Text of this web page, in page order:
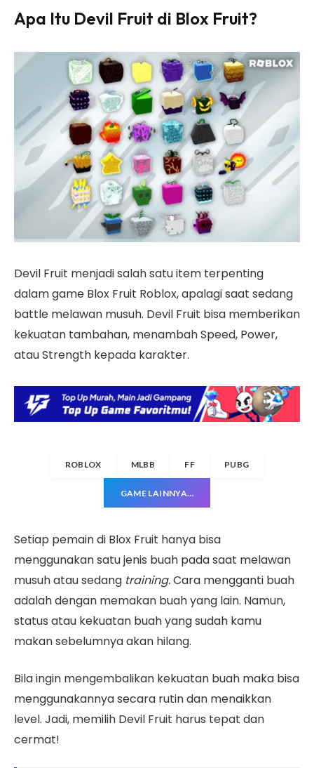
Apa Itu Devil Fruit di Blox Fruit?
Devil Fruit menjadi salah satu item terpenting
dalam game Blox Fruit Roblox, apalagi saat sedang
battle melawan musuh. Devil Fruit bisa memberikan
kekuatan tambahan, menambah Speed, Power,
atau Strength kepada karakter.
ROBLOX MLBB FF PUBG
GAME LAINNYA…
Setiap pemain di Blox Fruit hanya bisa
menggunakan satu jenis buah pada saat melawan
musuh atau sedang training.Cara mengganti buah
adalah dengan memakan buah yang lain. Namun,
status atau kekuatan buah yang sudah kamu
makan sebelumnya akan hilang.
Bila ingin mengembalikan kekuatan buah maka bisa
menggunakannya secara rutin dan menaikkan
level. Jadi, memilih Devil Fruit harus tepat dan
cermat!